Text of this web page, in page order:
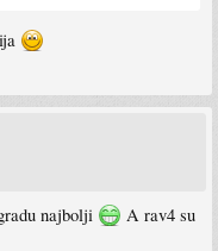
najbolji
A rav4 su